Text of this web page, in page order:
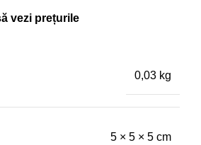
0,03 kg
5 × 5 × 5 cm